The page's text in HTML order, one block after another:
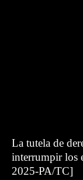
La tutela de
interrumpir los
2025-PA/TC]